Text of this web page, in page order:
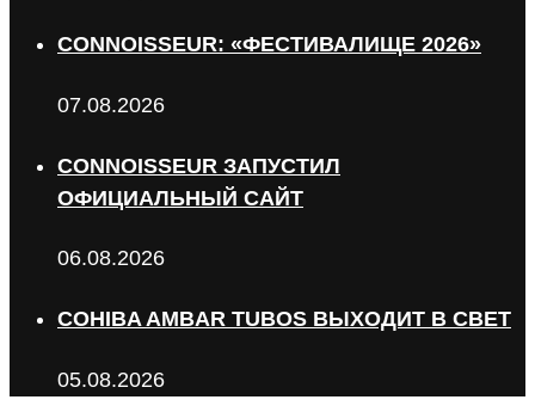
CONNOISSEUR: «ФЕСТИВАЛИЩЕ 2026»
07.08.2026
CONNOISSEUR ЗАПУСТИЛ
ОФИЦИАЛЬНЫЙ САЙТ
06.08.2026
COHIBA AMBAR TUBOS ВЫХОДИТ В СВЕТ
05.08.2026